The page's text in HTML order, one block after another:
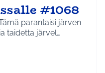
#1068
parantaisi järven
taidetta järvel…
Etelä-Tuusulan kylät